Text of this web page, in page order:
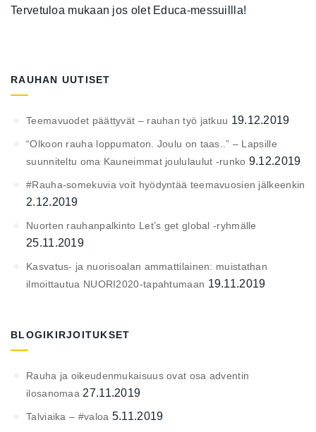
Tervetuloa mukaan jos olet Educa-messuillla!
RAUHAN UUTISET
Teemavuodet päättyvät – rauhan työ jatkuu 19.12.2019
“Olkoon rauha loppumaton. Joulu on taas..” – Lapsille
suunniteltu oma Kauneimmat joululaulut -runko 9.12.2019
#Rauha-somekuvia voit hyödyntää teemavuosien jälkeenkin
2.12.2019
Nuorten rauhanpalkinto Let’s get global -ryhmälle
25.11.2019
Kasvatus- ja nuorisoalan ammattilainen: muistathan
ilmoittautua NUORI2020-tapahtumaan 19.11.2019
BLOGIKIRJOITUKSET
Rauha ja oikeudenmukaisuus ovat osa adventin
ilosanomaa 27.11.2019
Talviaika – #valoa 5.11.2019